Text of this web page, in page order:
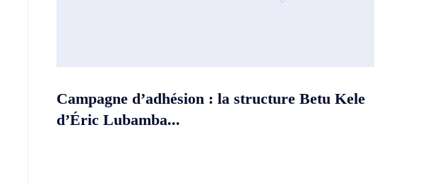
Campagne d’adhésion : la structure Betu Kele
d’Éric Lubamba...